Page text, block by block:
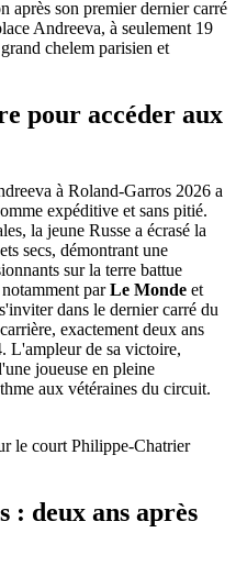
après son premier dernier carré
Andreeva, à seulement 19
chelem parisien et
pour accéder aux
à Roland-Garros 2026 a
expéditive et sans pitié.
la jeune Russe a écrasé la
secs, démontrant une
sur la terre battue
parLe Monde et
dans le dernier carré du
exactement deux ans
L'ampleur de sa victoire,
joueuse en pleine
aux vétéraines du circuit.
: deux ans après